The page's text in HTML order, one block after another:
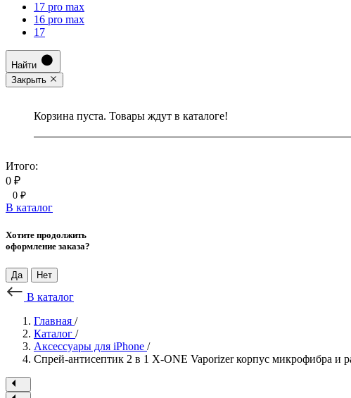
17 pro max
16 pro max
17
Найти
Закрыть
Корзина пуста. Товары ждут в каталоге!
Итого:
0 ₽
0 ₽
В каталог
Хотите продолжить
оформление заказа?
Да Нет
В каталог
Главная /
Каталог /
Аксессуары для iPhone /
Спрей-антисептик 2 в 1 X-ONE Vaporizer корпус микрофибра и